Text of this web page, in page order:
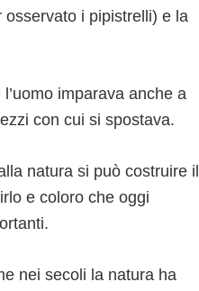
osservato i pipistrelli) e la
imparava anche a
con cui si spostava.
natura si può costruire il
e coloro che oggi
nei secoli la natura ha